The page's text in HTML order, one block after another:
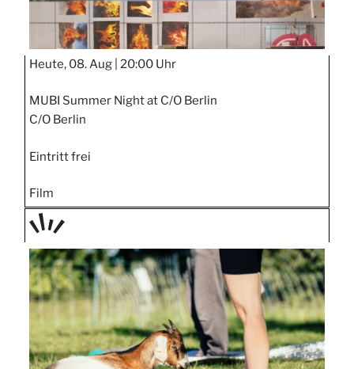
Heute, 08. Aug | 20:00 Uhr
MUBI Summer Night at C/O Berlin
C/O Berlin
Eintritt frei
Film
TAGE
STIPP